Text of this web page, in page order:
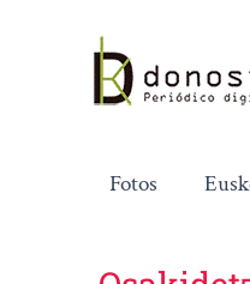
contenido
Fotos